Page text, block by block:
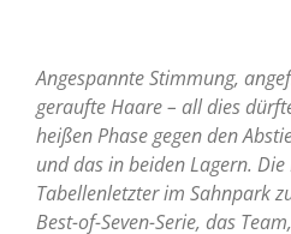
Angespannte Stimmung,
geraufte Haare – all dies
heißen Phase gegen den
und das in beiden Lagern.
Tabellenletzter im Sahnpark
Best-of-Seven-Serie, das